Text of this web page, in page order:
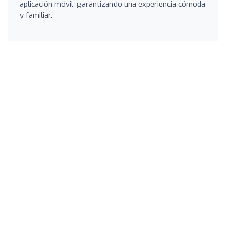
aplicación móvil, garantizando una experiencia cómoda
y familiar.